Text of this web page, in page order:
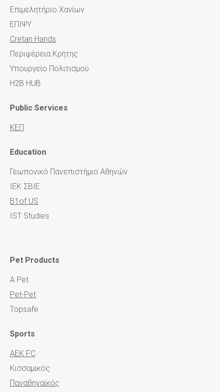
Επιμελητήριο Χανίων
ΕΠΙΨΥ
Cretan Hands
Περιφέρεια Κρήτης
Υπουργείο Πολιτισμού
H2B HUB
Public Services
ΚΕΠ
Education
Γεωπονικό Πανεπιστήμιο Αθηνών
ΙΕΚ ΣΒΙΕ
Β1of US
IST Studies
Pet Products
A Pet
Pet-Pet
Topsafe
Sports
AEK FC
Κισσαμικός
Παναθηναϊκός